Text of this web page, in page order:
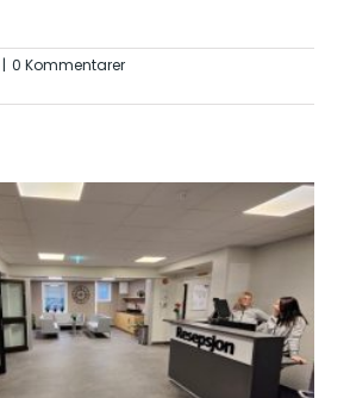
| 0 Kommentarer